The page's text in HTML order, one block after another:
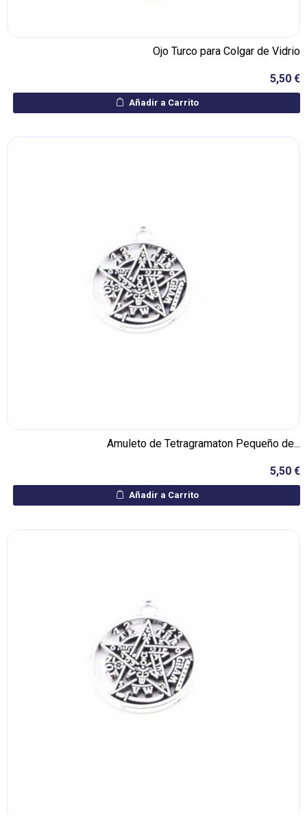
Ojo Turco para Colgar de Vidrio
5,50 €
Añadir a Carrito
Amuleto de Tetragramaton Pequeño de...
5,50 €
Añadir a Carrito